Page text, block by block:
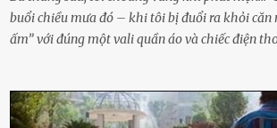
buổi chiều mưa đó – khi tôi bị đuổi ra khỏi căn
ấm” với đúng một vali quần áo và chiếc điện
cưới cô để có con. Không phải để nuôi một cái
khóc lóc,” anh ta gằn giọng, đẩy mạnh cánh